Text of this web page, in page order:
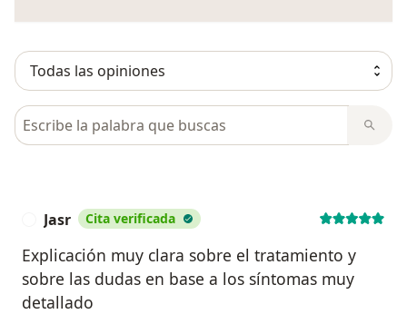
Busca en opiniones
Jasr Cita verificada
Explicación muy clara sobre el tratamiento y
sobre las dudas en base a los síntomas muy
detallado